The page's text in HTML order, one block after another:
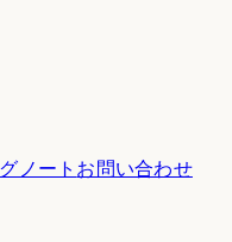
ノート お問い合わせ